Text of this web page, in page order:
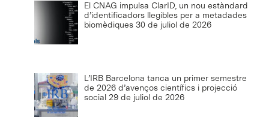
El CNAG impulsa ClarID, un nou estàndard
d’identificadors llegibles per a metadades
biomèdiques 30 de juliol de 2026
L’IRB Barcelona tanca un primer semestre
de 2026 d’avenços científics i projecció
social 29 de juliol de 2026